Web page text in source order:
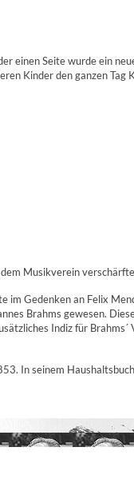
einen Seite wurde ein
Kinder den ganzen
Musikverein
Gedenken an Felix
Brahms gewesen.
Indiz für
In seinem